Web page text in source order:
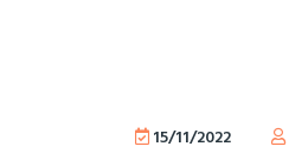
15/11/2022